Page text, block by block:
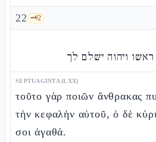
22 🗝️2
ויהוה ישלם לך
SEPTUAGINTA (LXX)
τοῦτο γὰρ ποιῶν ἄνθρακας
τὴν κεφαλὴν αὐτοῦ, ὁ δὲ
σοι ἀγαθά.